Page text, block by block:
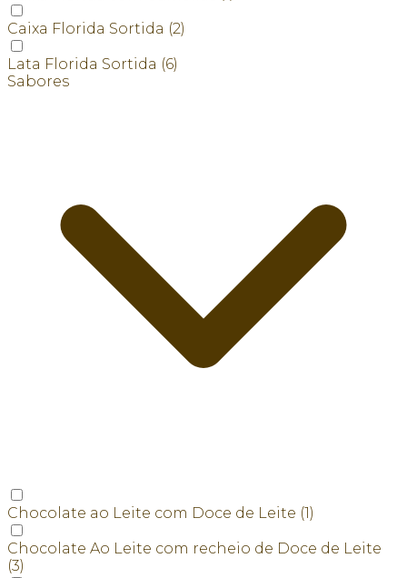
Caixa Florida Sortida (2)
Lata Florida Sortida (6)
Sabores
Chocolate ao Leite com Doce de Leite (1)
Chocolate Ao Leite com recheio de Doce de Leite
(3)